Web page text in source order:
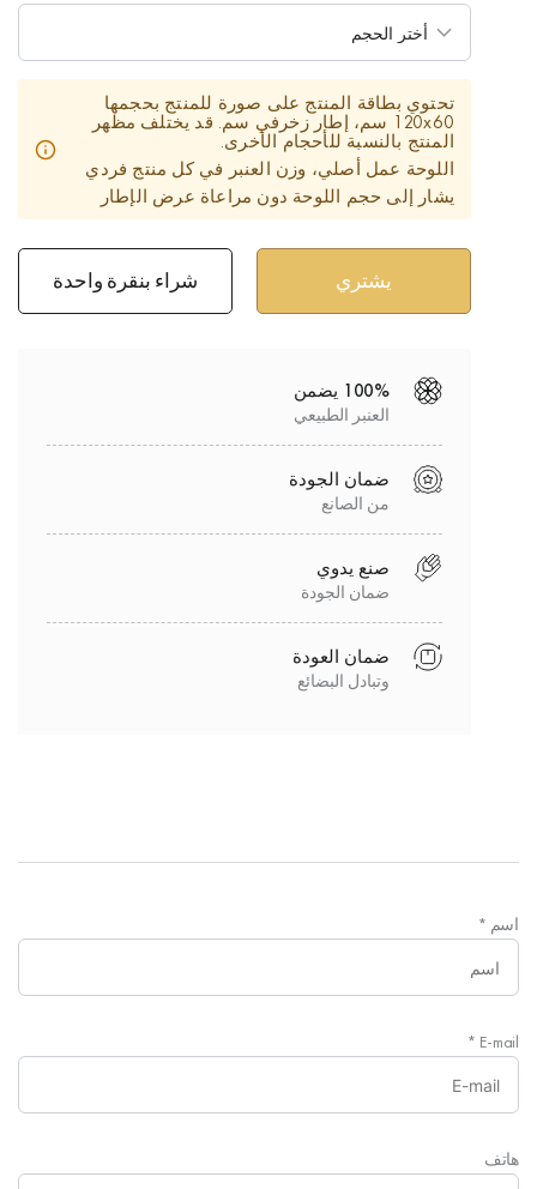
تحتوي بطاقة المنتج على صورة للمنتج بحجمها
120х60 سم، إطار زخرفي سم. قد يختلف مظهر
المنتج بالنسبة للأحجام الأخرى.
اللوحة عمل أصلي، وزن العنبر في كل منتج فردي
يشار إلى حجم اللوحة دون مراعاة عرض الإطار
شراء بنقرة واحدة
100% يضمن
العنبر الطبيعي
ضمان الجودة
من الصانع
صنع يدوي
ضمان الجودة
ضمان العودة
وتبادل البضائع
اسم *
E-mail
*
هاتف